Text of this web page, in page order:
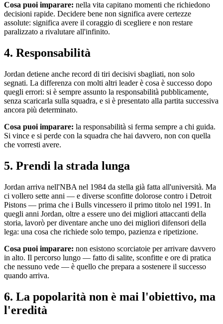
Cosa puoi imparare: nella vita capitano momenti che richiedono
decisioni rapide. Decidere bene non significa avere certezze
assolute: significa avere il coraggio di scegliere e non restare
paralizzato a rivalutare all'infinito.
4. Responsabilità
Jordan detiene anche record di tiri decisivi sbagliati, non solo
segnati. La differenza con molti altri leader è cosa è successo dopo
quegli errori: si è sempre assunto la responsabilità pubblicamente,
senza scaricarla sulla squadra, e si è presentato alla partita successiva
ancora più determinato.
Cosa puoi imparare: la responsabilità si ferma sempre a chi guida.
Si vince e si perde con la squadra che hai davvero, non con quella
che vorresti avere.
5. Prendi la strada lunga
Jordan arriva nell'NBA nel 1984 da stella già fatta all'università. Ma
ci vollero sette anni — e diverse sconfitte dolorose contro i Detroit
Pistons — prima che i Bulls vincessero il primo titolo nel 1991. In
quegli anni Jordan, oltre a essere uno dei migliori attaccanti della
storia, lavorò per diventare anche uno dei migliori difensori della
lega: una cosa che richiede solo tempo, pazienza e ripetizione.
Cosa puoi imparare: non esistono scorciatoie per arrivare davvero
in alto. Il percorso lungo — fatto di salite, sconfitte e ore di pratica
che nessuno vede — è quello che prepara a sostenere il successo
quando arriva.
6. La popolarità non è mai l'obiettivo, ma
l'eredità